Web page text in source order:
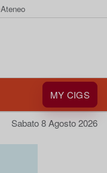
Ateneo
MY CIGS
Sabato 8 Agosto 2026